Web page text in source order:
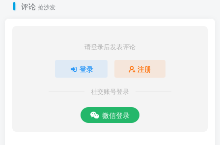
评论 抢沙发
请登录后发表评论
登录 注册
社交账号登录
微信登录